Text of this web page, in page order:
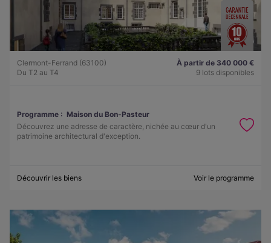
Clermont-Ferrand (63100)
Du T2 au T4
À partir de 340 000 €
9 lots disponibles
Programme : Maison du Bon-Pasteur
Découvrez une adresse de caractère, nichée au cœur d'un
patrimoine architectural d'exception.
Découvrir les biens Voir le programme